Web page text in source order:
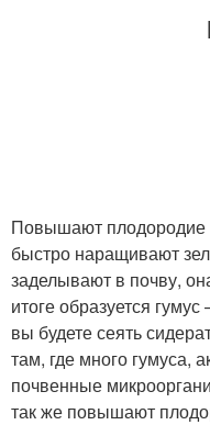
конкретных
Повышают плодородие
быстро наращивают
заделывают в почву,
итоге образуется
вы будете сеять
там, где много гумуса,
почвенные
так же повышают